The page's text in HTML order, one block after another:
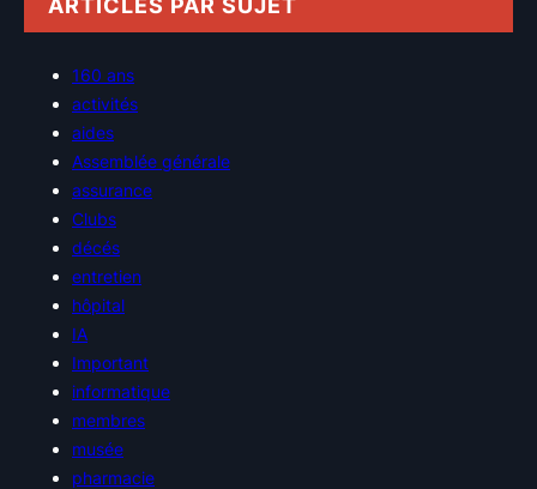
ARTICLES PAR SUJET
160 ans
activités
aides
Assemblée générale
assurance
Clubs
décés
entretien
hôpital
IA
Important
informatique
membres
musée
pharmacie